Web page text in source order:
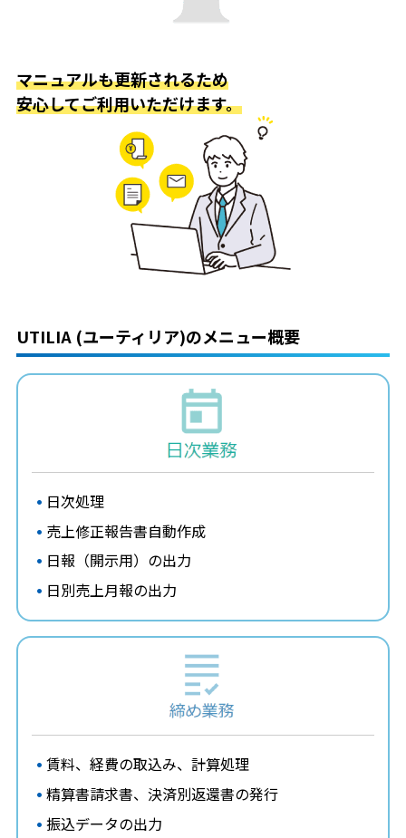
マニュアルも更新されるため
安心してご利用いただけます。
UTILIA (ユーティリア)のメニュー概要
日次処理
売上修正報告書自動作成
日報（開示用）の出力
日別売上月報の出力
賃料、経費の取込み、計算処理
精算書請求書、決済別返還書の発行
振込データの出力